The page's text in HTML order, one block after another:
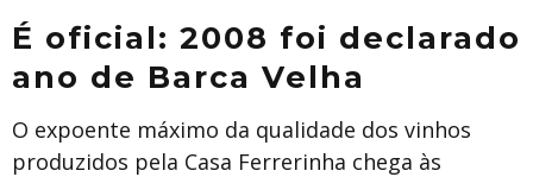
É oficial: 2008 foi declarado
ano de Barca Velha
O expoente máximo da qualidade dos vinhos
produzidos pela Casa Ferrerinha chega às